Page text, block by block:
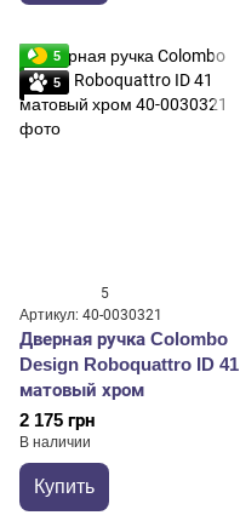
5
5
5
Артикул: 40-0030321
Дверная ручка Colombo
Design Roboquattro ID 41
матовый хром
2 175 грн
В наличии
Купить